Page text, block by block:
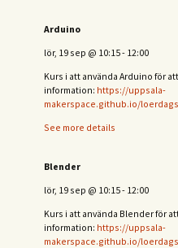
Arduino
lör, 19 sep @ 10:15- 12:00
Kurs i att använda Arduino för
information: https://uppsala-
makerspace.github.io/
See more details
Blender
lör, 19 sep @ 10:15- 12:00
Kurs i att använda Blender för
information: https://uppsala-
makerspace.github.io/